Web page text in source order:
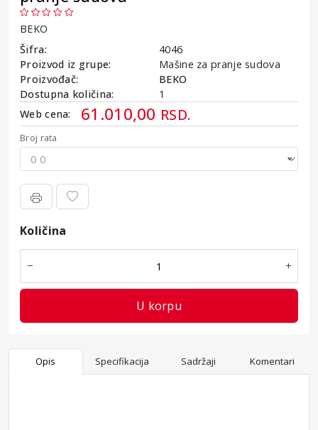
BEKO
Šifra:
4046
Proizvod iz grupe:
Mašine za pranje sudova
Proizvođač:
BEKO
Dostupna količina:
1
Web cena:
61.010,00 RSD.
Broj rata
Kamata
Količina
U korpu
Opis Specifikacija Sadržaji Komentari